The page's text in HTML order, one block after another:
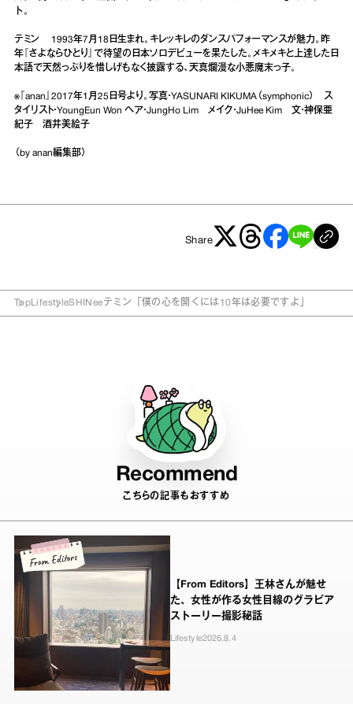
ト。
テミン 1993年7月18日生まれ。キレッキレのダンスパフォーマンスが魅力。昨
年『さよならひとり』で待望の日本ソロデビューを果たした。メキメキと上達した日
本語で天然っぷりを惜しげもなく披露する、天真爛漫な小悪魔末っ子。
※『anan』2017年1月25日号より。写真・YASUNARI KIKUMA（symphonic） ス
タイリスト・YoungEun Won ヘア・JungHo Lim メイク・JuHee Kim 文・神保亜
紀子 酒井美絵子
（by anan編集部）
Share
TopLifestyleSHINeeテミン「僕の心を開くには10年は必要ですよ」
Recommend
こちらの記事もおすすめ
【From Editors】王林さんが魅せ
た、女性が作る女性目線のグラビア
ストーリー撮影秘話
Lifestyle2026.8.4